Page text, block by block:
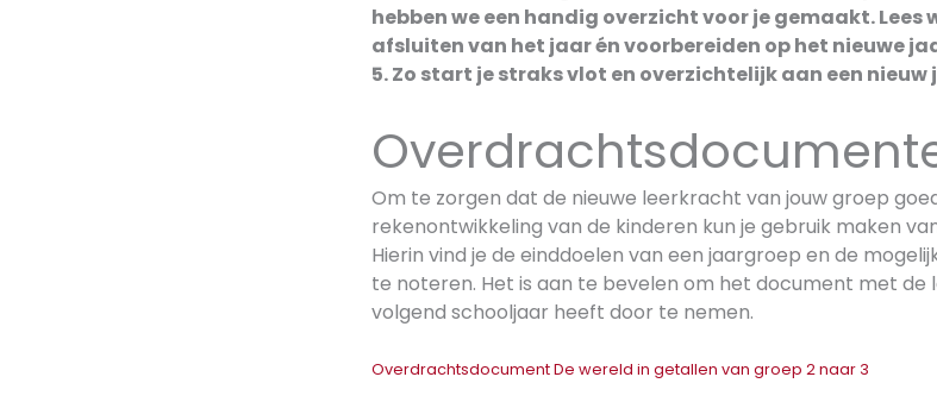
hebben we een handig overzicht voor je gemaakt.
afsluiten van het jaar én voorbereiden op het nieuwe
5. Zo start je straks vlot en overzichtelijk aan een
Om te zorgen dat de nieuwe leerkracht van jouw groep
rekenontwikkeling van de kinderen kun je gebruik maken
Hierin vind je de einddoelen van een jaargroep en de
te noteren. Het is aan te bevelen om het document met de
volgend schooljaar heeft door te nemen.
Overdrachtsdocument De wereld in getallen van groep 2 naar 3